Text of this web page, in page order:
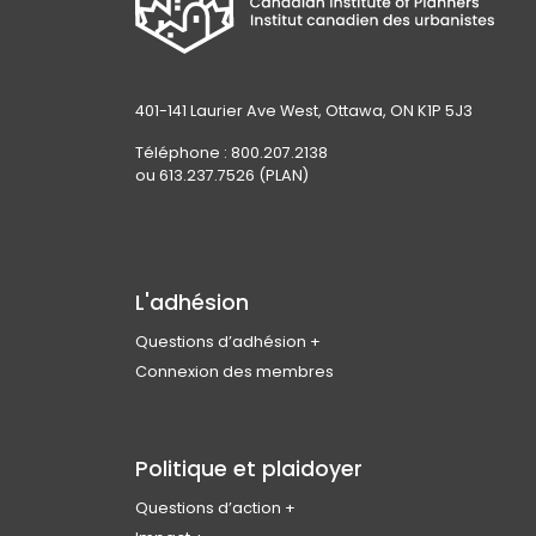
401-141 Laurier Ave West, Ottawa, ON K1P 5J3
Téléphone : 800.207.2138
ou 613.237.7526 (PLAN)
L'adhésion
Questions d’adhésion
Rejoindre l’ICU
Avantages pour les membres
Codes de conduite et d’éthique professionnelle
FAQ sur l’adhésion
Connexion des membres
Politique et plaidoyer
Questions d’action